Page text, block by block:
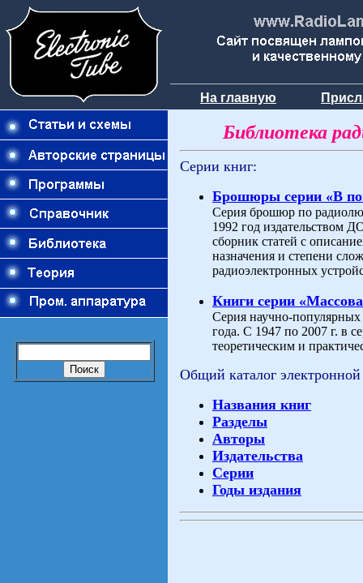
На главную
Библиотека
Серии книг:
Брошюры серии «В
Серия брошюр по
1992 год издательством
сборник статей с
назначения и степени
радиоэлектронных
Книги серии
Серия научно-
года. С 1947 по 2007 г. в
теоретическим и
Общий каталог
Названия книг
Разделы
Авторы
Издательства
Серии
Годы издания